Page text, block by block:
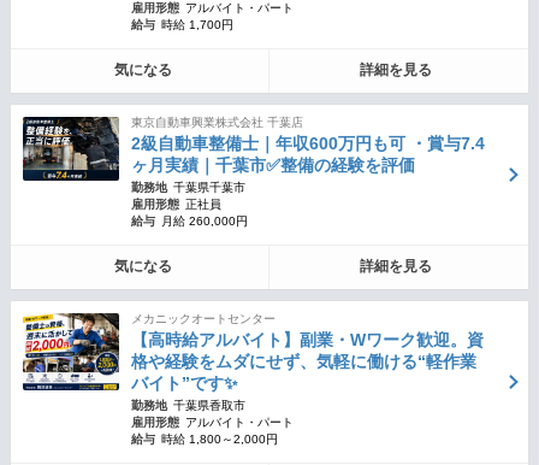
雇用形態 アルバイト・パート
給与 時給 1,700円
気になる 詳細を見る
東京自動車興業株式会社 千葉店
2級自動車整備士｜年収600万円も可 ・賞与7.4
ヶ月実績｜千葉市✅整備の経験を評価
勤務地 千葉県千葉市
雇用形態 正社員
給与
月給 260,000円
気になる 詳細を見る
メカニックオートセンター
【高時給アルバイト】副業・Wワーク歓迎。資
格や経験をムダにせず、気軽に働ける“軽作業
バイト”です✨
勤務地 千葉県香取市
雇用形態 アルバイト・パート
給与 時給 1,800～2,000円